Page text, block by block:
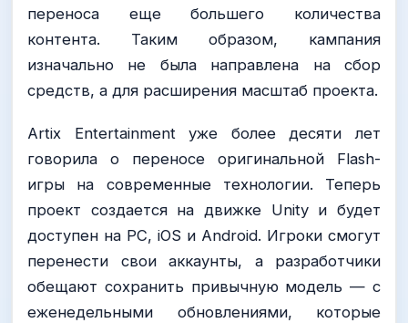
переноса еще большего количества
контента. Таким образом, кампания
изначально не была направлена на сбор
средств, а для расширения масштаб проекта.
Artix Entertainment уже более десяти лет
говорила о переносе оригинальной Flash-
игры на современные технологии. Теперь
проект создается на движке Unity и будет
доступен на PC, iOS и Android. Игроки смогут
перенести свои аккаунты, а разработчики
обещают сохранить привычную модель — с
еженедельными обновлениями, которые